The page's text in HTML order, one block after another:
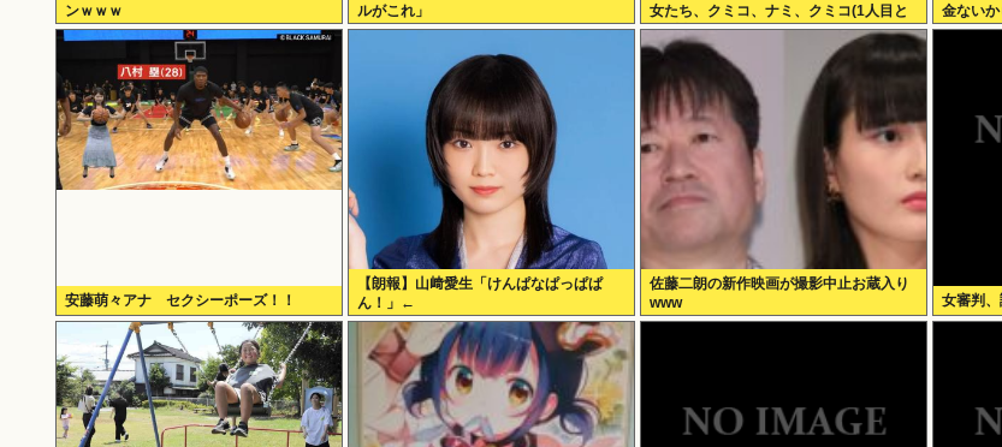
ンｗｗｗ
ルがこれ」
女たち、クミコ、ナミ、クミコ(1人目と
は別人、タミヨ、カオリ、ユカリ…」
金ない
安藤萌々アナ セクシーポーズ！！
【朗報】山﨑愛生「けんぱなぱっぱぱ
ん！」←
佐藤二朗の新作映画が撮影中止お蔵入り
www
女審判